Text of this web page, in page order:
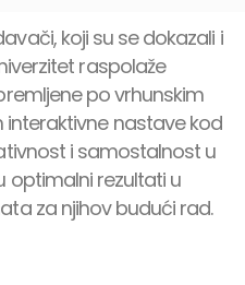
koji su se dokazali i
raspolaže
po vrhunskim
nastave kod
i samostalnost u
optimalni rezultati u
za njihov budući rad.